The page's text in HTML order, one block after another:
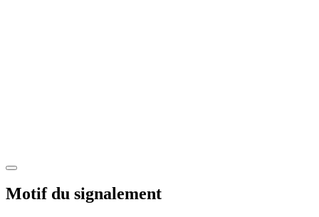
Motif du signalement